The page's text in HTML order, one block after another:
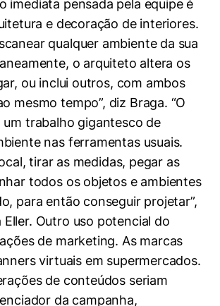
imediata pensada pela equipe é
e decoração de interiores.
qualquer ambiente da sua
o arquiteto altera os
ou inclui outros, com ambos
mesmo tempo”, diz Braga. “O
trabalho gigantesco de
nas ferramentas usuais.
tirar as medidas, pegar as
todos os objetos e ambientes
para então conseguir projetar”,
Outro uso potencial do
de marketing. As marcas
virtuais em supermercados.
de conteúdos seriam
da campanha,